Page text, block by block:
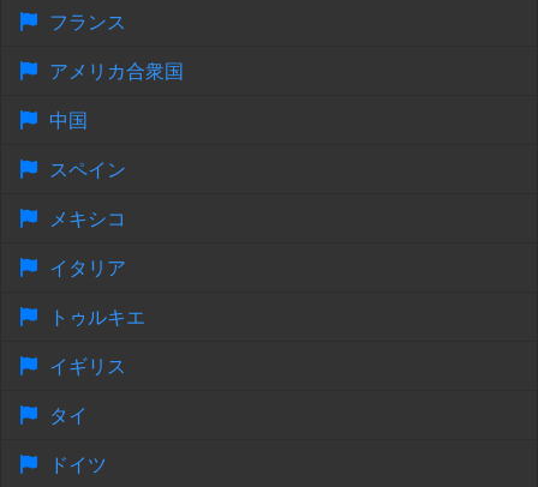
フランス
アメリカ合衆国
中国
スペイン
メキシコ
イタリア
トゥルキエ
イギリス
タイ
ドイツ